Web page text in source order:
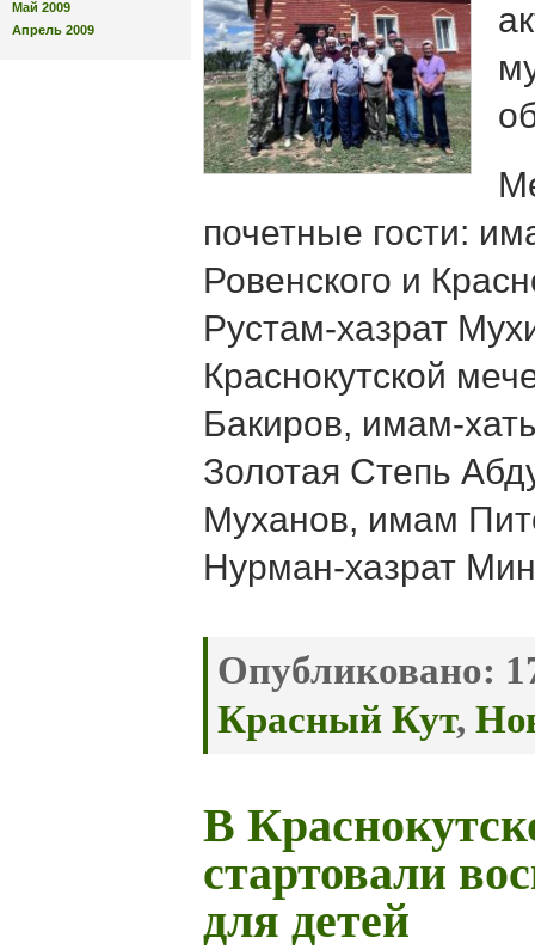
Май 2009
Апрель 2009
почетные гости:
Ровенского и
Рустам-хазрат
Краснокутской
Бакиров, имам-
Золотая Степь
Муханов, имам
Нурман-хазрат
Опубликовано:
Красный Кут,
В
стартовали
для детей